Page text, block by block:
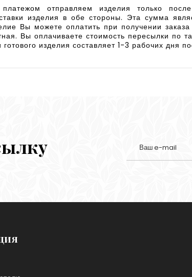
отправляем изделия только
изделия в обе стороны. Эта сумма
Вы можете оплатить при получении
Вы оплачиваете стоимость пересылки по
готового изделия составляет 1-3 рабочих дня